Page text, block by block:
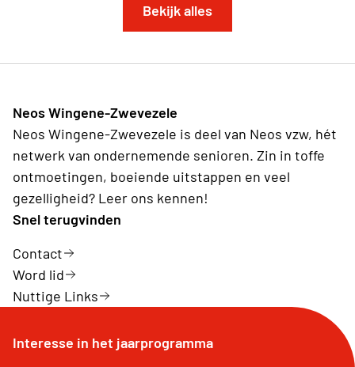
Bekijk alles
Neos Wingene-Zwevezele
Neos Wingene-Zwevezele is deel van Neos vzw, hét
netwerk van ondernemende senioren. Zin in toffe
ontmoetingen, boeiende uitstappen en veel
gezelligheid? Leer ons kennen!
Snel terugvinden
Contact
Word lid
Nuttige Links
Interesse in het jaarprogramma